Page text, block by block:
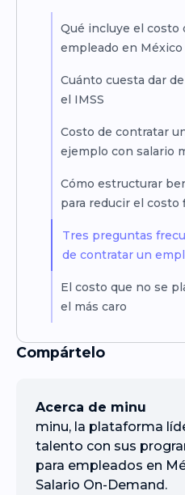
Qué incluye el costo
empleado en México
Cuánto cuesta dar
el IMSS
Costo de contratar
ejemplo con salario
Cómo estructurar
para reducir el costo
Tres preguntas
de contratar un
El costo que no se
el más caro
Compártelo
Acerca de minu
minu, la plataforma
talento con sus
para empleados en
Salario On-Demand.